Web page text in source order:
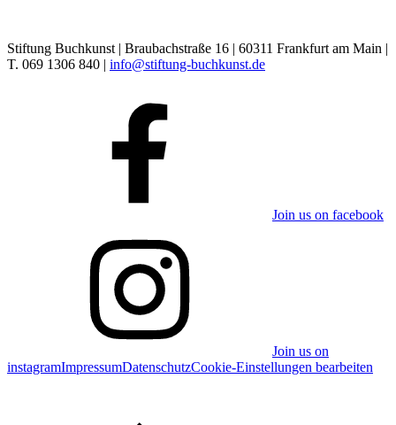
Stiftung Buchkunst | Braubachstraße 16 | 60311 Frankfurt am Main |
T. 069 1306 840 | info@stiftung-buchkunst.de
Join us on facebook
Join us on
instagramImpressumDatenschutzCookie-Einstellungen bearbeiten